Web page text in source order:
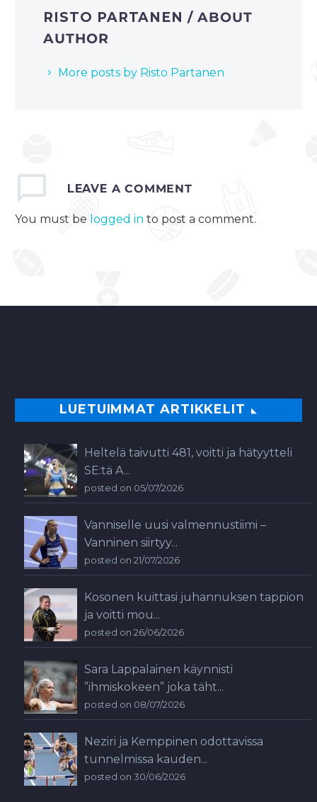
RISTO PARTANEN/ ABOUT
AUTHOR
More posts by Risto Partanen
LEAVE A COMMENT
You must be logged in to post a comment.
LUETUIMMAT ARTIKKELIT
Heltelä taivutti 481, voitti ja hätyytteli
SE:tä A...
posted on 05/07/2026
Vanniselle uusi valmennustiimi –
Vanninen siirtyy...
posted on 21/07/2026
Kosonen kuittasi juhannuksen tappion
ja voitti mou...
posted on 26/06/2026
Sara Lappalainen käynnisti
”ihmiskokeen” joka täht...
posted on 08/07/2026
Neziri ja Kemppinen odottavissa
tunnelmissa kauden...
posted on 30/06/2026